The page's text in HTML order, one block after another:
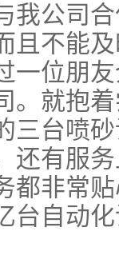
我公司
且不能
一位朋
。就抱
三台喷
还有服
都非常
台自动